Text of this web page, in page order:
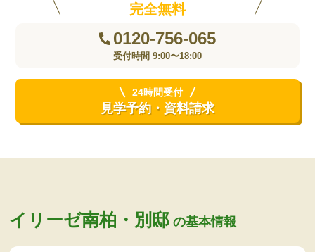
完全無料
0120-756-065
受付時間 9:00〜18:00
24時間受付
見学予約・資料請求
イリーゼ南柏・別邸 の基本情報